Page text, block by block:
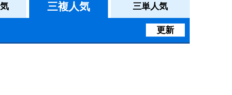
三複人気 三単人気
更新